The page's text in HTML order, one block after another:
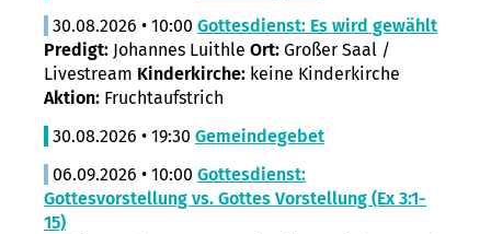
30.08.2026 • 10:00 Gottesdienst: Es wird gewählt
Predigt: Johannes Luithle Ort: Großer Saal /
Livestream Kinderkirche: keine Kinderkirche
Aktion: Fruchtaufstrich
30.08.2026 • 19:30 Gemeindegebet
06.09.2026 • 10:00 Gottesdienst:
Gottesvorstellung vs. Gottes Vorstellung (Ex 3:1-
15)